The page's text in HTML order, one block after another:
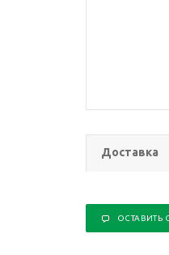
Доставка
ОСТАВИТЬ